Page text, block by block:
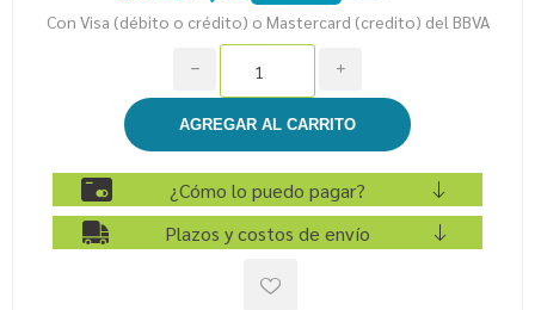
Con Visa (débito o crédito) o Mastercard (credito) del BBVA
i
h
¿Cómo lo puedo pagar?
Plazos y costos de envío